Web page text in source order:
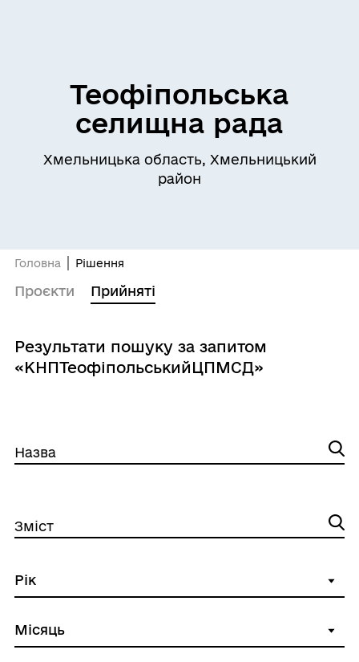
Теофіпольська
селищна рада
Хмельницька область, Хмельницький
район
Головна Рішення
Проєкти Прийняті
Результати пошуку за запитом
«КНПТеофіпольськийЦПМСД»
Назва
Зміст